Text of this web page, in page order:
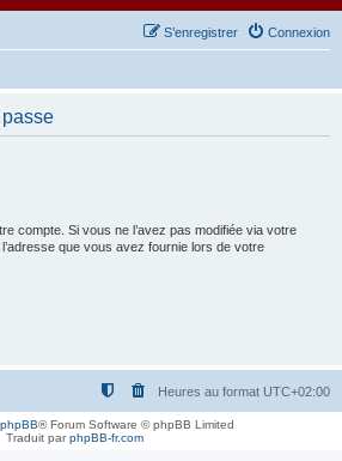
Connexion
S’enregistrer
compte. Si vous ne l’avez pas modifiée via votre
l’adresse que vous avez fournie lors de votre
Heures au format UTC+02:00
phpBB® Forum Software © phpBB Limited
Traduit parphpBB-fr.com